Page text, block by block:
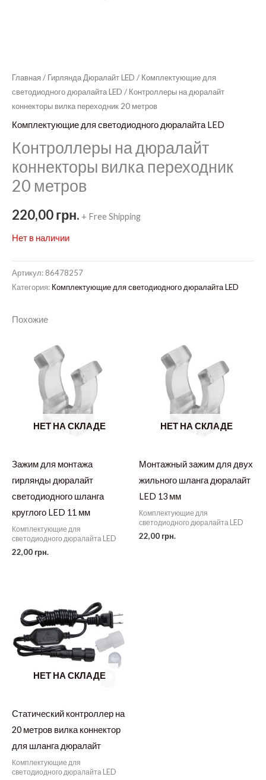
Главная / Гирлянда Дюралайт LED / Комплектующие для
светодиодного дюралайта LED / Контроллеры на дюралайт
коннекторы вилка переходник 20 метров
Комплектующие для светодиодного дюралайта LED
Контроллеры на дюралайт
коннекторы вилка переходник
20 метров
220,00грн. + Free Shipping
Нет в наличии
Артикул: 86478257
Категория: Комплектующие для светодиодного дюралайта LED
Похожие
НЕТ НА СКЛАДЕ
Зажим для монтажа
гирлянды дюралайт
светодиодного шланга
круглого LED 11 мм
Комплектующие для
светодиодного дюралайта LED
22,00 грн.
НЕТ НА СКЛАДЕ
Монтажный зажим для двух
жильного шланга дюралайт
LED 13 мм
Комплектующие для
светодиодного дюралайта LED
22,00 грн.
НЕТ НА СКЛАДЕ
Статический контроллер на
20 метров вилка коннектор
для шланга дюралайт
Комплектующие для
светодиодного дюралайта LED